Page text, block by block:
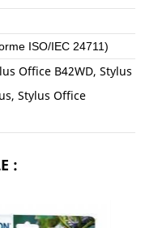
ISO/IEC 24711)
Office B42WD, Stylus
Stylus Office
: